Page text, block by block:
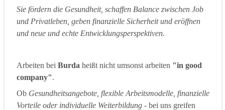
Sie fördern die Gesundheit, schaffen Balance zwischen Job
und Privatleben, geben finanzielle Sicherheit und eröffnen
und neue und echte Entwicklungsperspektiven.
Arbeiten bei Burda heißt nicht umsonst arbeiten "in good
company".
Ob Gesundheitsangebote, flexible Arbeitsmodelle, finanzielle
Vorteile oder individuelle Weiterbildung - bei uns greifen